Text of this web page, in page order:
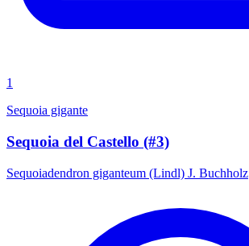
1
Sequoia gigante
Sequoia del Castello (#3)
Sequoiadendron giganteum (Lindl) J. Buchholz